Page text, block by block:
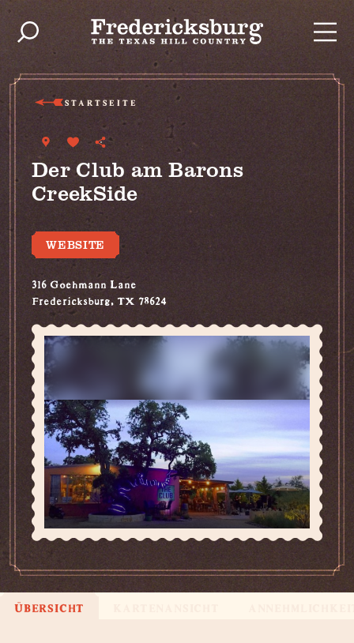
Zum Inhalt springen
STARTSEITE
Der Club am Barons
CreekSide
WEBSITE
316 Goehmann Lane
Fredericksburg, TX 78624
(830) 990-4048
ÜBERSICHT